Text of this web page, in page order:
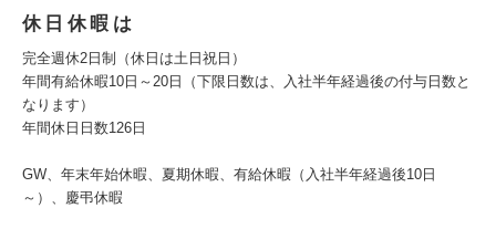
休日休暇は
完全週休2日制（休日は土日祝日）
年間有給休暇10日～20日（下限日数は、入社半年経過後の付与日数と
なります）
年間休日日数126日
GW、年末年始休暇、夏期休暇、有給休暇（入社半年経過後10日
～）、慶弔休暇